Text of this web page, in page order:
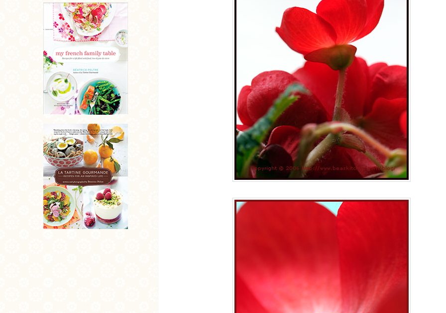
ABOUT BÉA
WORKSHOPS
INSTAGRAM
FACEBOOK